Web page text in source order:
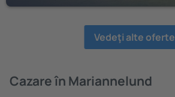
Vedeţi alte oferte
Cazare în Mariannelund